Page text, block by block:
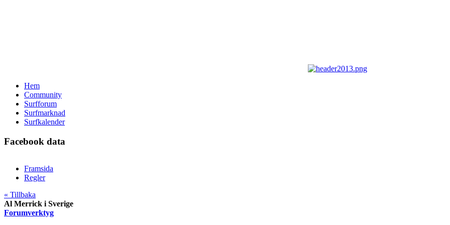
Hem
Community
Surfforum
Surfmarknad
Surfkalender
Facebook data
Framsida
Regler
« Tillbaka
Al Merrick i Sverige
Forumverktyg